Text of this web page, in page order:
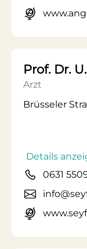
Prof. Dr.
Arzt
Brüsseler
Details
0631